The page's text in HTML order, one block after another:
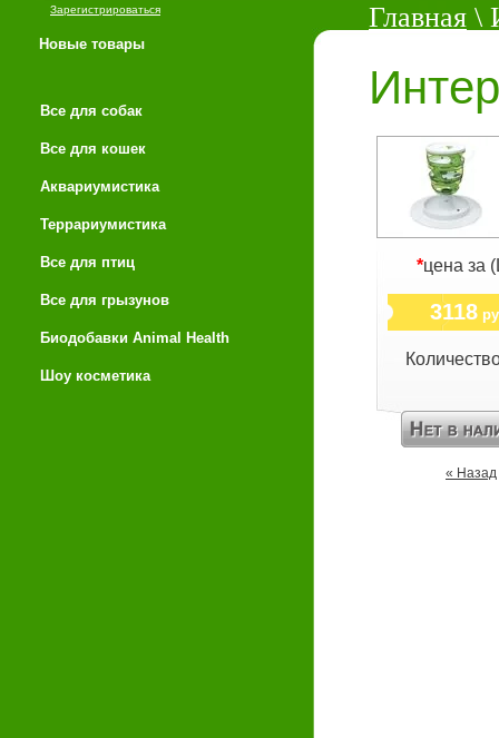
Новые товары
Все для собак
Все для кошек
Аквариумистика
Террариумистика
Все для птиц
Все для грызунов
Биодобавки Animal Health
Шоу косметика
Главная \
*цена за
3118
« Назад
Зарегистрироваться